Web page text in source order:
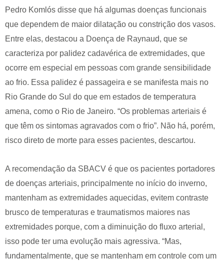
Pedro Komlós disse que há algumas doenças funcionais
que dependem de maior dilatação ou constrição dos vasos.
Entre elas, destacou a Doença de Raynaud, que se
caracteriza por palidez cadavérica de extremidades, que
ocorre em especial em pessoas com grande sensibilidade
ao frio. Essa palidez é passageira e se manifesta mais no
Rio Grande do Sul do que em estados de temperatura
amena, como o Rio de Janeiro. “Os problemas arteriais é
que têm os sintomas agravados com o frio”. Não há, porém,
risco direto de morte para esses pacientes, descartou.
A recomendação da SBACV é que os pacientes portadores
de doenças arteriais, principalmente no início do inverno,
mantenham as extremidades aquecidas, evitem contraste
brusco de temperaturas e traumatismos maiores nas
extremidades porque, com a diminuição do fluxo arterial,
isso pode ter uma evolução mais agressiva. “Mas,
fundamentalmente, que se mantenham em controle com um